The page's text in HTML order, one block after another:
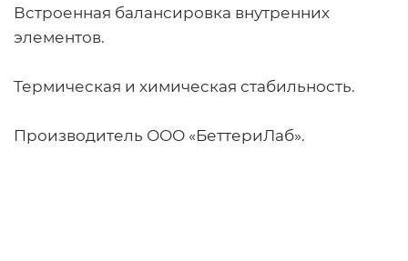
Встроенная балансировка внутренних
элементов.
Термическая и химическая стабильность.
Производитель ООО «БеттериЛаб».